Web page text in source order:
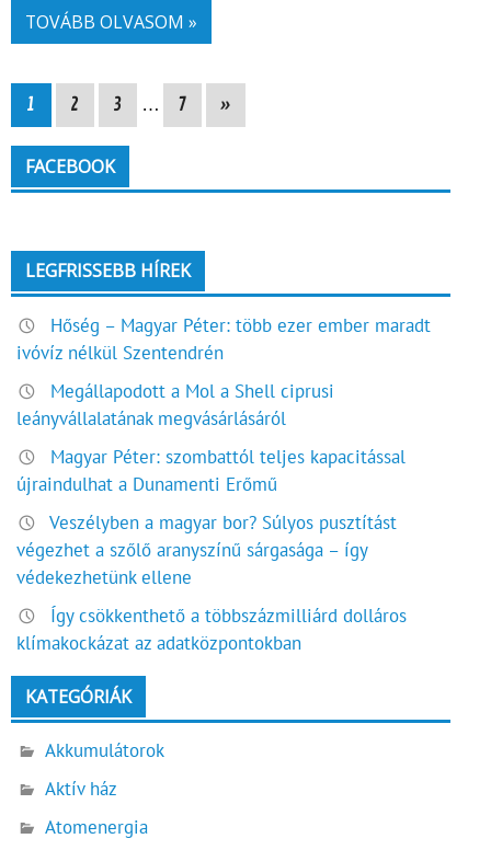
TOVÁBB OLVASOM »
1 2 3 … 7 »
FACEBOOK
LEGFRISSEBB HÍREK
Hőség – Magyar Péter: több ezer ember maradt
ivóvíz nélkül Szentendrén
Megállapodott a Mol a Shell ciprusi
leányvállalatának megvásárlásáról
Magyar Péter: szombattól teljes kapacitással
újraindulhat a Dunamenti Erőmű
Veszélyben a magyar bor? Súlyos pusztítást
végezhet a szőlő aranyszínű sárgasága – így
védekezhetünk ellene
Így csökkenthető a többszázmilliárd dolláros
klímakockázat az adatközpontokban
KATEGÓRIÁK
Akkumulátorok
Aktív ház
Atomenergia